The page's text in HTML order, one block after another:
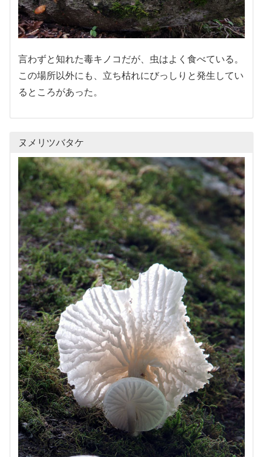
言わずと知れた毒キノコだが、虫はよく食べている。
この場所以外にも、立ち枯れにびっしりと発生してい
るところがあった。
ヌメリツバタケ